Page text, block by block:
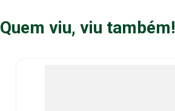
Quem viu, viu também!